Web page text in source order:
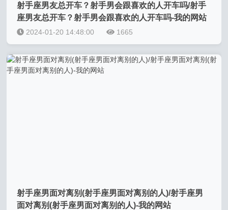
射手座男友总开车？射手男会跟喜欢的人开车吗/射手
座男友总开车？射手男会跟喜欢的人开车吗-我的网站
2024-01-20 14:48:00 1665
射手座男面对离别(射手座男面对离别的人)/射手座男
面对离别(射手座男面对离别的人)-我的网站